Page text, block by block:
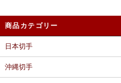
商品カテゴリー
日本切手
沖縄切手